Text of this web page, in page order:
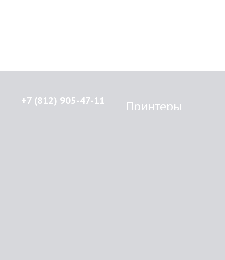
Принтеры
+7 (812) 905-47-11